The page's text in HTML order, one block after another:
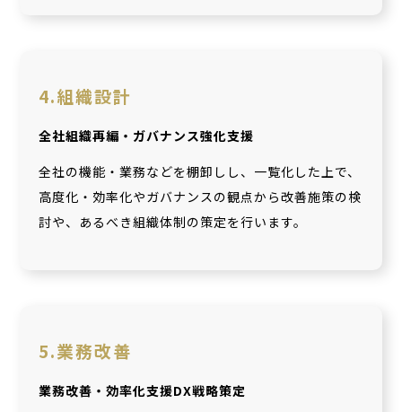
4.組織設計
全社組織再編・ガバナンス強化支援
全社の機能・業務などを棚卸しし、一覧化した上で、
高度化・効率化やガバナンスの観点から改善施策の検
討や、あるべき組織体制の策定を行います。
5.業務改善
業務改善・効率化支援DX戦略策定